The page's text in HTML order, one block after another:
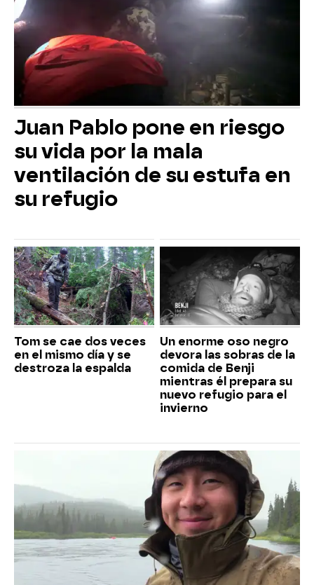
Juan Pablo pone en riesgo
su vida por la mala
ventilación de su estufa en
su refugio
Tom se cae dos veces
en el mismo día y se
destroza la espalda
Un enorme oso negro
devora las sobras de la
comida de Benji
mientras él prepara su
nuevo refugio para el
invierno